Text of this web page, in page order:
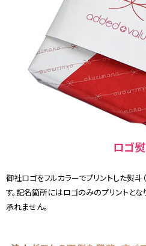
ロゴ
御社ロゴをフルカラーでプリントした熨斗
す。記名箇所にはロゴのみのプリントと
承れません。